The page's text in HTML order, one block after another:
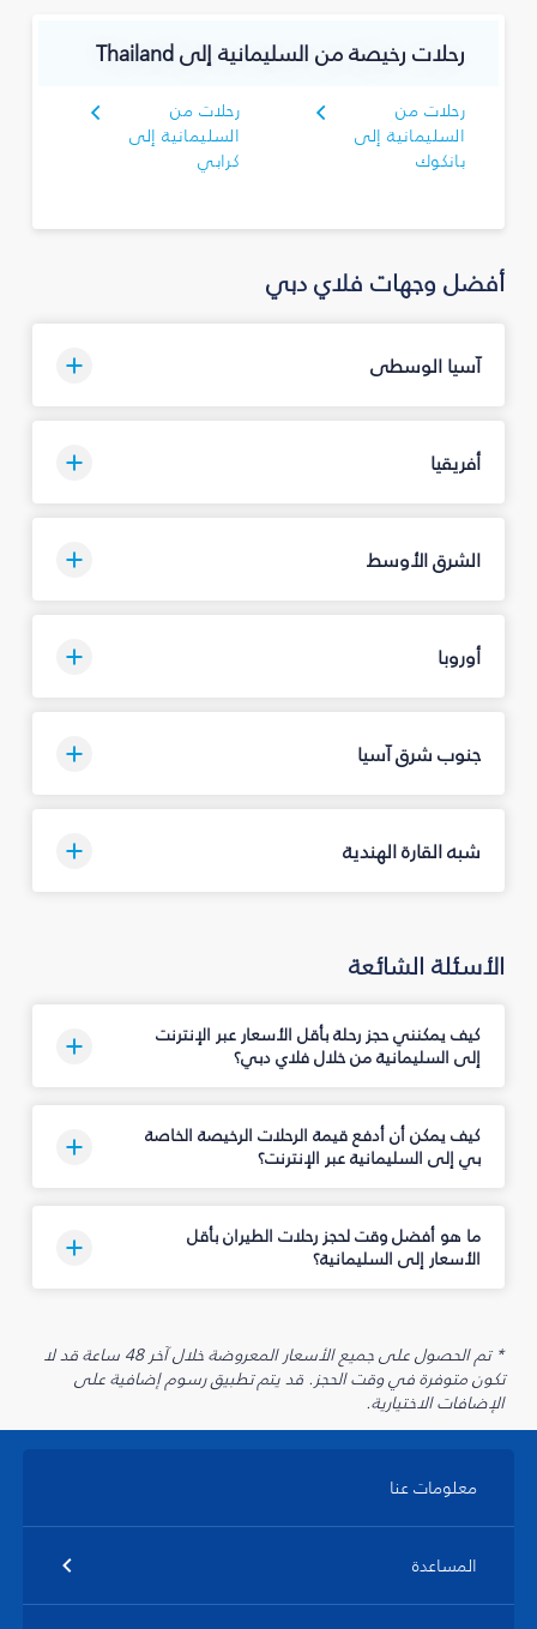
رحلات رخيصة من السليمانية‎ إلى Thailand
رحلات من
السليمانية‎ إلى
بانكوك
رحلات من
السليمانية‎ إلى
كرابي
أفضل وجهات فلاي دبي
آسيا الوسطى
أفريقيا
الشرق الأوسط
أوروبا
جنوب شرق آسيا
شبه القارة الهندية
الأسئلة الشائعة
كيف يمكنني حجز رحلة بأقل الأسعار عبر الإنترنت
إلى السليمانية‎ من خلال فلاي دبي؟
كيف يمكن أن أدفع قيمة الرحلات الرخيصة الخاصة
بي إلى السليمانية‎ عبر الإنترنت؟
ما هو أفضل وقت لحجز رحلات الطيران بأقل
الأسعار إلى السليمانية‎؟
* تم الحصول على جميع الأسعار المعروضة خلال آخر 48 ساعة قد لا
تكون متوفرة في وقت الحجز. قد يتم تطبيق رسوم إضافية على
الإضافات الاختيارية.
معلومات عنا
المساعدة